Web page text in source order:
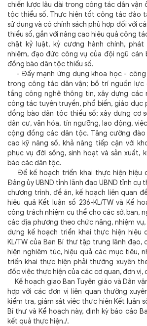
chiến lược lâu dài trong công tác dân vận
tộc thiểu số. Thực hiện tốt công tác đào
sử dụng và có chính sách phù hợp đối với
thiểu số, gắn với nâng cao hiệu quả công
chặt kỷ luật, kỷ cương hành chính,
nhiệm, đạo đức công vụ của đội ngũ cán
đồng bào dân tộc thiểu số.
- Đẩy mạnh ứng dụng khoa học - công
trong công tác dân vận; bố trí nguồn
tầng công nghệ thông tin, xây dựng các
công tác tuyên truyền, phổ biến, giáo dục
đồng bào dân tộc thiều số; xây dựng cơ
dân cư, văn hóa, tín ngưỡng, lao động,
cộng đồng các dân tộc. Tăng cường
cao kỹ năng số, khả năng tiếp cận với
phục vụ đời sống, sinh hoạt và sản xuất,
bào các dân tộc.
Để kế hoạch triển khai thực hiện hiệu
Đảng ủy UBND tỉnh lãnh đạo UBND tỉnh cụ
chương trình, đề án, kế hoạch liên quan
hiệu quả Kết luận số 236-KL/TW và Kế
công trách nhiệm cụ thể cho các sở, ban,
các địa phương theo chức năng, nhiệm
dựng kế hoạch triển khai thực hiện hiệu
KL/TW của Ban Bí thư tập trung lãnh
hiện nghiêm túc, hiệu quả các mục tiêu,
triển khai thực hiện phải thường xuyên
đốc việc thực hiện của các cơ quan, đơn vị,
Kế hoạch giao Ban Tuyên giáo và Dân
hợp với các đơn vị liên quan thường
kiểm tra, giám sát việc thực hiện Kết luận
Bí thư và Kể hoạch này, định kỳ báo cáo
kết quả thực hiện./.